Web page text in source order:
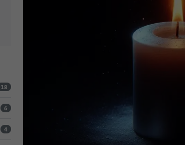
18
6
4